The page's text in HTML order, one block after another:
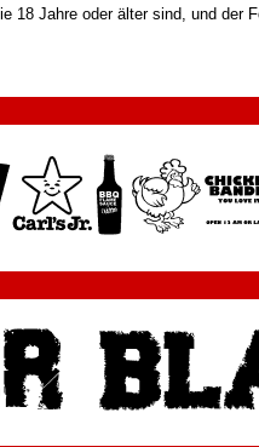
18 Jahre oder älter sind, und der